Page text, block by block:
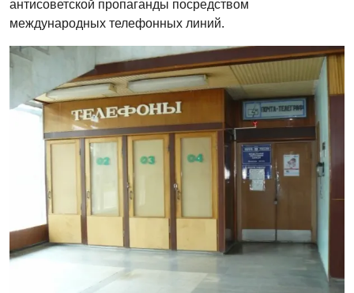
антисоветской пропаганды посредством
международных телефонных линий.